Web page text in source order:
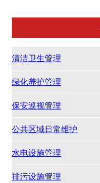
清洁卫生管理
绿化养护管理
保安巡视管理
公共区域日常维护
水电设施管理
排污设施管理